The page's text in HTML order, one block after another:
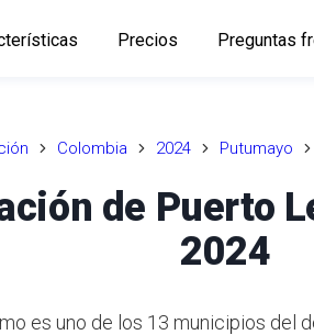
Precios Preguntas
Colombia 2024 Putumayo
de Puerto
2024
es uno de los 13 municipios del